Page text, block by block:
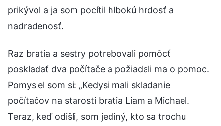
prikývol a ja som pocítil hlbokú hrdosť a
nadradenosť.
Raz bratia a sestry potrebovali pomôcť
poskladať dva počítače a požiadali ma o pomoc.
Pomyslel som si: „Kedysi mali skladanie
počítačov na starosti bratia Liam a Michael.
Teraz, keď odišli, som jediný, kto sa trochu